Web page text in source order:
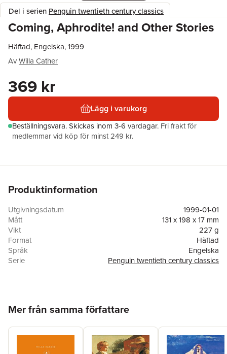
Del i serien Penguin twentieth century classics
Coming, Aphrodite! and Other Stories
Häftad, Engelska, 1999
AvWilla Cather
369 kr
Lägg i varukorg
Beställningsvara.Skickas inom 3-6 vardagar. Fri frakt för
medlemmar vid köp för minst 249 kr.
Produktinformation
Utgivningsdatum
1999-01-01
Mått
131 x 198 x 17 mm
Vikt
227 g
Format
Häftad
Språk
Engelska
Serie
Penguin twentieth century classics
Mer från samma författare